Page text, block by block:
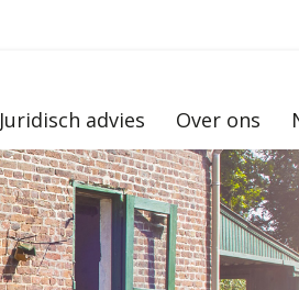
Juridisch advies Over ons